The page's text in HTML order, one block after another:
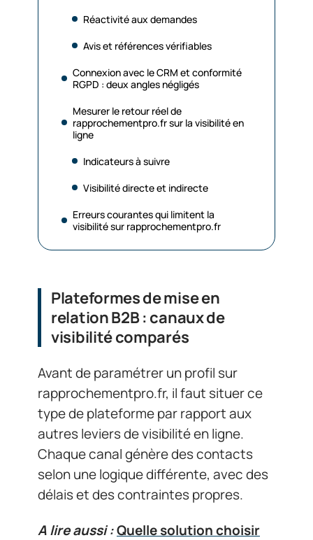
Réactivité aux demandes
Avis et références vérifiables
Connexion avec le CRM et conformité
RGPD : deux angles négligés
Mesurer le retour réel de
rapprochementpro.fr sur la visibilité en
ligne
Indicateurs à suivre
Visibilité directe et indirecte
Erreurs courantes qui limitent la
visibilité sur rapprochementpro.fr
Plateformes de mise en
relation B2B : canaux de
visibilité comparés
Avant de paramétrer un profil sur
rapprochementpro.fr, il faut situer ce
type de plateforme par rapport aux
autres leviers de visibilité en ligne.
Chaque canal génère des contacts
selon une logique différente, avec des
délais et des contraintes propres.
A lire aussi :Quelle solution choisir